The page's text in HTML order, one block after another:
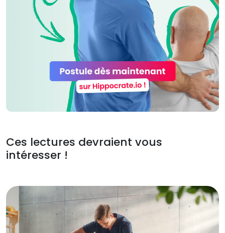
Ces lectures devraient vous
intéresser !